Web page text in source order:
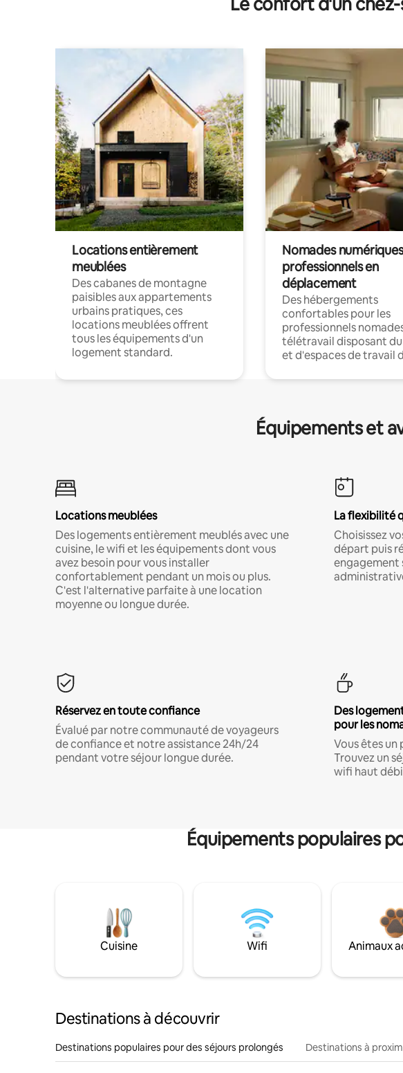
Locations entièrement
meublées
Des cabanes de montagne
paisibles aux appartements
urbains pratiques, ces
locations meublées offrent
tous les équipements d'un
logement standard.
Nomades
professionnels en
déplacement
Des hébergements
confortables pour les
professionnels
télétravail disposant
et d'espaces de travail
Équipements et
Locations meublées
Des logements entièrement meublés avec une
cuisine, le wifi et les équipements dont vous
avez besoin pour vous installer
confortablement pendant un mois ou plus.
C'est l'alternative parfaite à une location
moyenne ou longue durée.
La flexibilité
Choisissez
départ puis
engagement
Réservez en toute confiance
Évalué par notre communauté de voyageurs
de confiance et notre assistance 24h/24
pendant votre séjour longue durée.
Des
pour les
Vous êtes
Trouvez un
wifi haut
Équipements populaires
Cuisine Wifi Animaux
Destinations à découvrir
Destinations populaires pour des séjours prolongés Destinations à